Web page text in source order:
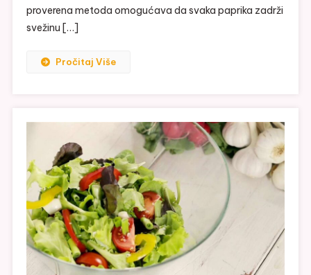
proverena metoda omogućava da svaka paprika zadrži
svežinu […]
Pročitaj Više